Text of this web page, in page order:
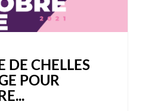
DE CHELLES
POUR